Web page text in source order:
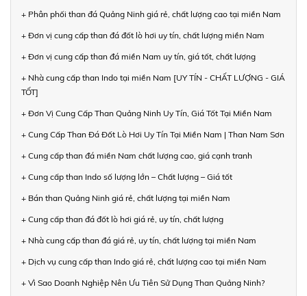
+ Phân phối than đá Quảng Ninh giá rẻ, chất lượng cao tại miền Nam
+ Đơn vị cung cấp than đá đốt lò hơi uy tín, chất lượng miền Nam
+ Đơn vị cung cấp than đá miền Nam uy tín, giá tốt, chất lượng
+ Nhà cung cấp than Indo tại miền Nam [UY TÍN - CHẤT LƯỢNG - GIÁ
TỐT]
+ Đơn Vị Cung Cấp Than Quảng Ninh Uy Tín, Giá Tốt Tại Miền Nam
+ Cung Cấp Than Đá Đốt Lò Hơi Uy Tín Tại Miền Nam | Than Nam Sơn
+ Cung cấp than đá miền Nam chất lượng cao, giá cạnh tranh
+ Cung cấp than Indo số lượng lớn – Chất lượng – Giá tốt
+ Bán than Quảng Ninh giá rẻ, chất lượng tại miền Nam
+ Cung cấp than đá đốt lò hơi giá rẻ, uy tín, chất lượng
+ Nhà cung cấp than đá giá rẻ, uy tín, chất lượng tại miền Nam
+ Dịch vụ cung cấp than Indo giá rẻ, chất lượng cao tại miền Nam
+ Vì Sao Doanh Nghiệp Nên Ưu Tiên Sử Dụng Than Quảng Ninh?